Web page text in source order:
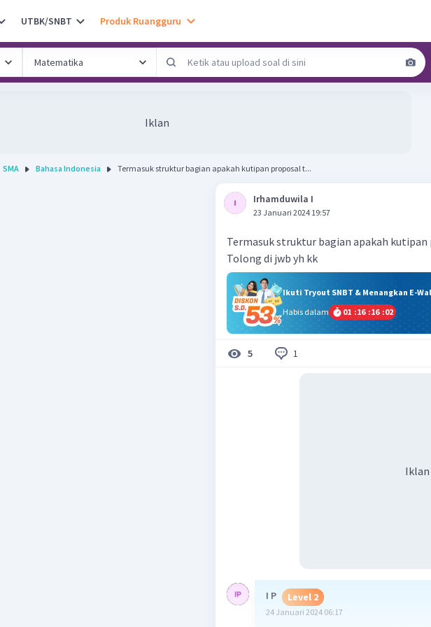
UTBK/SNBT Produk Ruangguru
Iklan
SMA Bahasa Indonesia Termasuk struktur bagian apakah kutipan proposal t...
Irhamduwila I
23 Januari 2024 19:57
Termasuk struktur bagian apakah
Tolong di jwb yh kk
Ikuti Tryout SNBT & Menangkan E-
Habis dalam
01 :16 :16 :02
5 1
Iklan
I P Level 2
24 Januari 2024 06:17